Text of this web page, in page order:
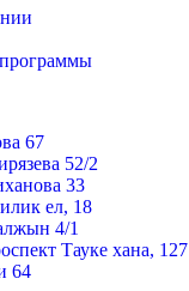
67
52/2
33
ел, 18
4/1
Тауке хана, 127
64